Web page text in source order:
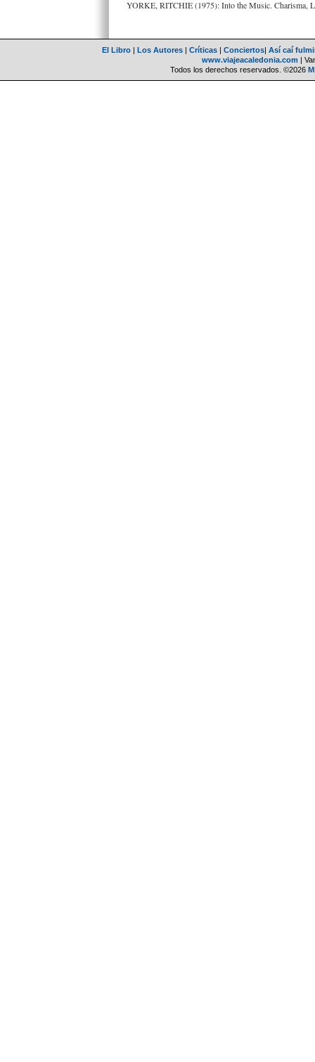
YORKE, RITCHIE (1975): Into the Music. Charisma,
El Libro | Los Autores | Críticas | Conciertos| Así caí
www.viajeacaledonia.com |
Todos los derechos reservados. ©2026